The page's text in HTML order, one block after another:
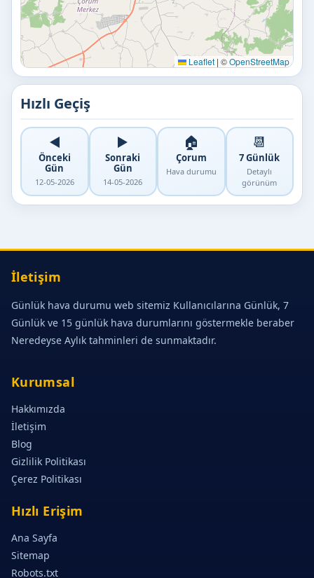
Leaflet | ©OpenStreetMap
Hızlı Geçiş
◀️
Önceki
Gün
12-05-2026
▶️
Sonraki
Gün
14-05-2026
🏠
Çorum
Hava durumu
📆
7 Günlük
Detaylı
görünüm
İletişim
Günlük hava durumu web sitemiz Kullanıcılarına Günlük, 7
Günlük ve 15 günlük hava durumlarını göstermekle beraber
Neredeyse Aylık tahminleri de sunmaktadır.
Kurumsal
Hakkımızda
İletişim
Blog
Gizlilik Politikası
Çerez Politikası
Hızlı Erişim
Ana Sayfa
Sitemap
Robots.txt